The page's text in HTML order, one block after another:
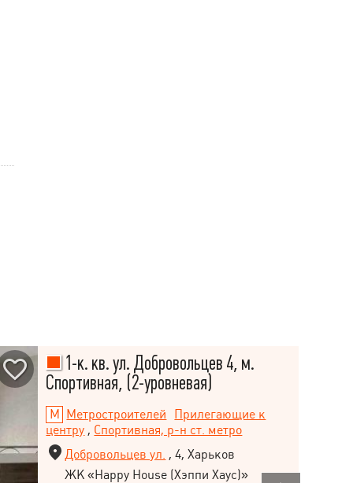
1-к. кв. ул. Добровольцев 4, м.
Спортивная, (2-уровневая)
Метростроителей
Прилегающие к
центру , Спортивная, р-н ст. метро
Добровольцев ул. , 4, Харьков
ЖК «Happy House (Хэппи Хаус)»